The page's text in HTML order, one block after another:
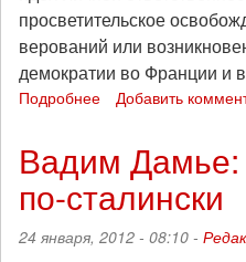
просветительское
верований или
демократии во Франции и
Подробнее
«Пушки
капитализм.
Военная
Добавить
Вадим Дамье:
по-сталински
24 января, 2012 - 08:10 -